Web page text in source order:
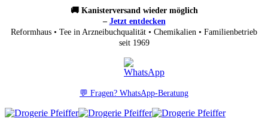
🚚 Kanisterversand wieder möglich
– Jetzt entdecken
Reformhaus • Tee in Arzneibuchqualität • Chemikalien • Familienbetrieb
seit 1969
💬 Fragen? WhatsApp-Beratung